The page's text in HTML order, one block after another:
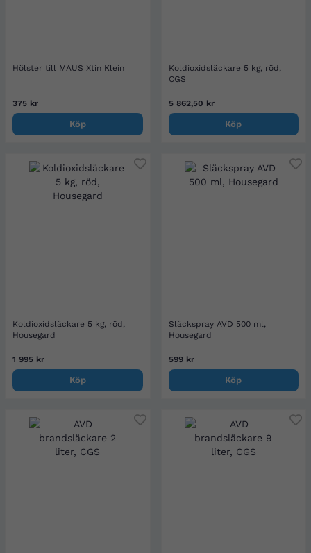
Hölster till MAUS Xtin Klein
375 kr
Köp
Koldioxidsläckare 5 kg, röd,
CGS
5 862,50 kr
Köp
Koldioxidsläckare 5 kg, röd,
Housegard
1 995 kr
Köp
Släckspray AVD 500 ml,
Housegard
599 kr
Köp